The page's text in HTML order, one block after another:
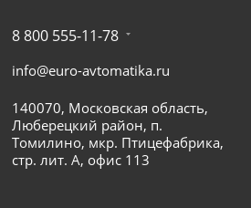
8 800 555-11-78
info@euro-avtomatika.ru
140070, Московская область,
Люберецкий район, п.
Томилино, мкр. Птицефабрика,
стр. лит. А, офис 113